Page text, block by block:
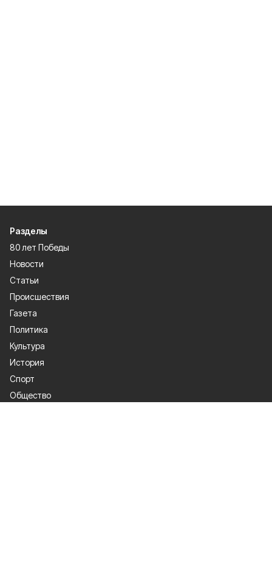
Разделы
80 лет Победы
Новости
Статьи
Происшествия
Газета
Политика
Культура
История
Спорт
Общество